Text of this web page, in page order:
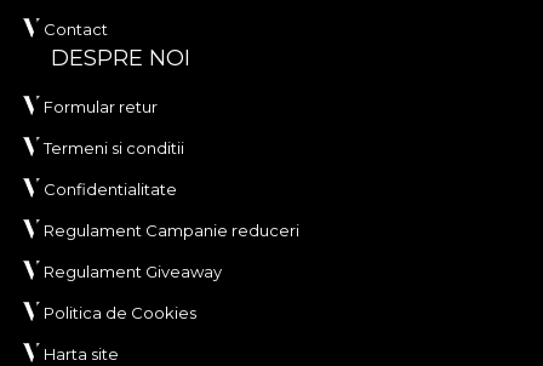
Contact
DESPRE NOI
Formular retur
Termeni si conditii
Confidentialitate
Regulament Campanie reduceri
Regulament Giveaway
Politica de Cookies
Harta site